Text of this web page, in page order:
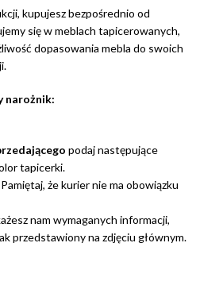
kupujesz bezpośrednio od
się w meblach tapicerowanych,
dopasowania mebla do swoich
narożnik:
podaj następujące
tapicerki.
że kurier nie ma obowiązku
nam wymaganych informacji,
przedstawiony na zdjęciu głównym.